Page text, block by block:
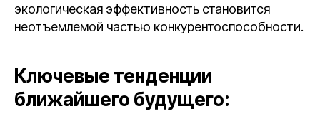
экологическая эффективность становится
неотъемлемой частью конкурентоспособности.
Ключевые тенденции
ближайшего будущего: